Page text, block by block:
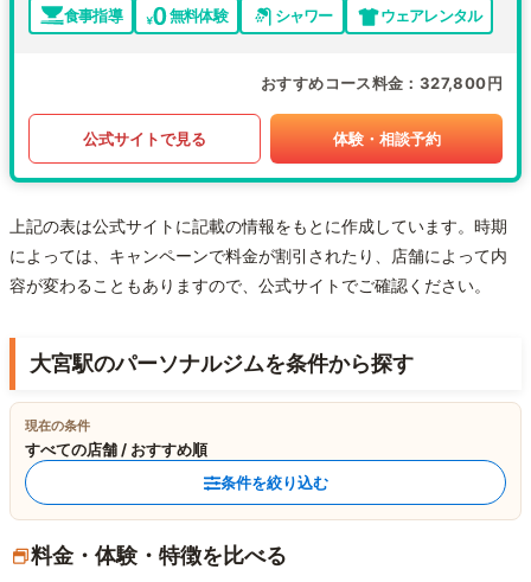
食事指導 無料体験 シャワー ウェアレンタル
おすすめコース料金 327,800円
公式サイトで見る 体験・相談予約
上記の表は公式サイトに記載の情報をもとに作成しています。時期
によっては、キャンペーンで料金が割引されたり、店舗によって内
容が変わることもありますので、公式サイトでご確認ください。
大宮駅のパーソナルジムを条件から探す
現在の条件
すべての店舗 / おすすめ順
条件を絞り込む
料金・体験・特徴を比べる